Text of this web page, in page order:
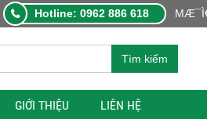
Hotline: 0962 886 618
Tìm kiếm
GIỚI THIỆU LIÊN HỆ